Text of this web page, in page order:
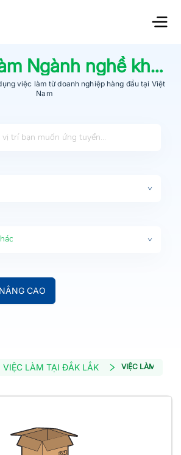
Ngành nghề khác
việc làm từdoanh nghiệp hàng đầu tại Việt
Nam
NÂNG CAO
VIỆC LÀM TẠI ĐẮK LẮK VIỆC LÀM